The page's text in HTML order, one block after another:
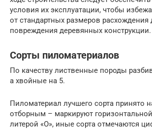
условия их эксплуатации, чтобы
от стандартных размеров расхождения
повреждения деревянных конструкции.
Сорты пиломатериалов
По качеству лиственные породы
а хвойные на 5.
Пиломатериал лучшего сорта принято
отборным – маркируют
литерой «О», иные сорта отмечаются